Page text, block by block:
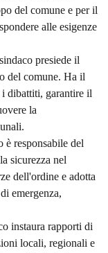
del comune e per il
alle esigenze
presiede il
del comune. Ha il
dibattiti, garantire il
la
è responsabile del
sicurezza nel
dell'ordine e adotta
emergenza,
instaura rapporti di
locali, regionali e